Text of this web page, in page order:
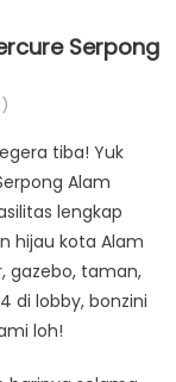
Serpong
tiba! Yuk
Alam
lengkap
hijau kota Alam
gazebo, taman,
di lobby, bonzini
loh!